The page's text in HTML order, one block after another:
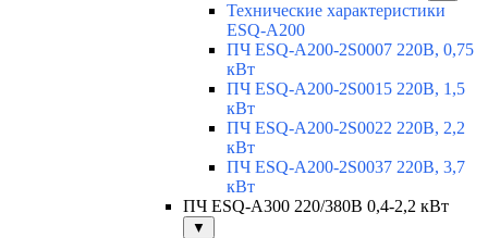
Технические характеристики
ESQ-A200
ПЧ ESQ-A200-2S0007 220В, 0,75
кВт
ПЧ ESQ-A200-2S0015 220В, 1,5
кВт
ПЧ ESQ-A200-2S0022 220В, 2,2
кВт
ПЧ ESQ-A200-2S0037 220В, 3,7
кВт
ПЧ ESQ-A300 220/380В 0,4-2,2 кВт
▼